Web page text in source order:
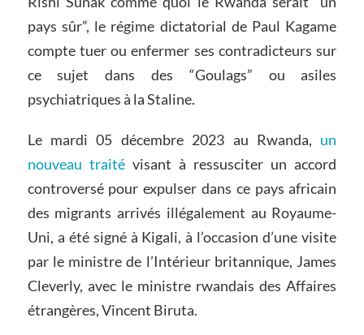
pays sûr”, le régime dictatorial de Paul Kagame
compte tuer ou enfermer ses contradicteurs sur
ce sujet dans des “Goulags” ou asiles
psychiatriques à la Staline.
Le mardi 05 décembre 2023 au Rwanda, un
nouveau traitévisant à ressusciter un accord
controversé pour expulser dans ce pays africain
des migrants arrivés illégalement au Royaume-
Uni, a été signé à Kigali, à l’occasion d’une visite
par le ministre de l’Intérieur britannique, James
Cleverly, avec le ministre rwandais des Affaires
étrangères, Vincent Biruta.